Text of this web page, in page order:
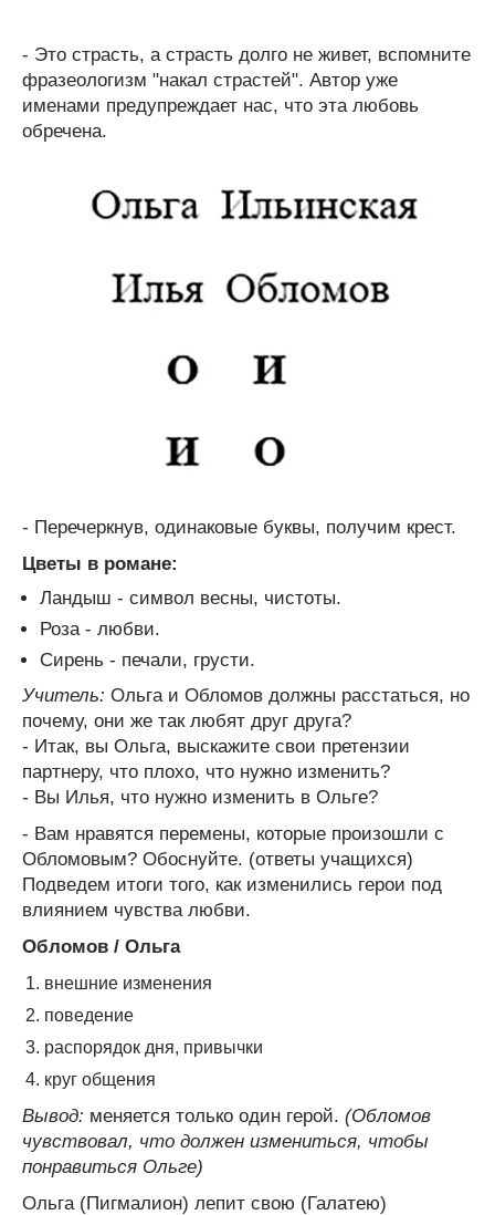
- Это страсть, а страсть долго не живет, вспомните
фразеологизм "накал страстей". Автор уже
именами предупреждает нас, что эта любовь
обречена.
- Перечеркнув, одинаковые буквы, получим крест.
Цветы в романе:
Ландыш - символ весны, чистоты.
Роза - любви.
Сирень - печали, грусти.
Учитель: Ольга и Обломов должны расстаться, но
почему, они же так любят друг друга?
- Итак, вы Ольга, выскажите свои претензии
партнеру, что плохо, что нужно изменить?
- Вы Илья, что нужно изменить в Ольге?
- Вам нравятся перемены, которые произошли с
Обломовым? Обоснуйте. (ответы учащихся)
Подведем итоги того, как изменились герои под
влиянием чувства любви.
Обломов / Ольга
внешние изменения
поведение
распорядок дня, привычки
круг общения
Вывод: меняется только один герой. (Обломов
чувствовал, что должен измениться, чтобы
понравиться Ольге)
Ольга (Пигмалион) лепит свою (Галатею)